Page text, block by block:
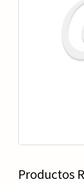
Productos